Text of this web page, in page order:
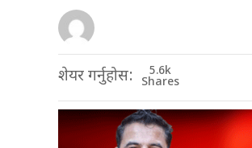
शेयर गर्नुहोस: 5.6k
Shares